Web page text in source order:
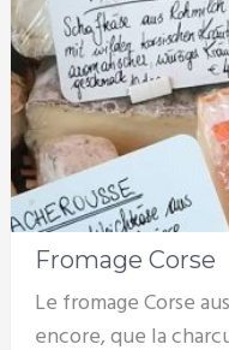
Fromage Corse
Le fromage Corse
encore, que la